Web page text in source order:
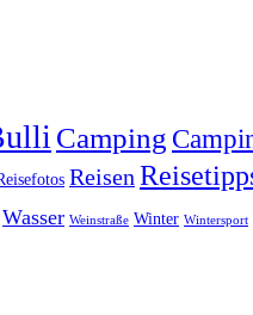
Camping
Reisen
Wasser Weinstraße Winter Wintersport